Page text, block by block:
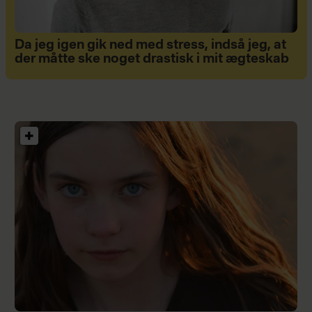
Da jeg igen gik ned med stress, indså jeg, at
der måtte ske noget drastisk i mit ægteskab